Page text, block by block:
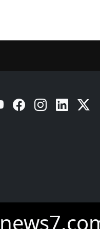
YouTube Facebook Instagram